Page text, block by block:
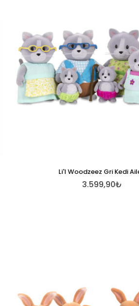
Li'l Woodzeez Gri Kedi
3.599,90₺